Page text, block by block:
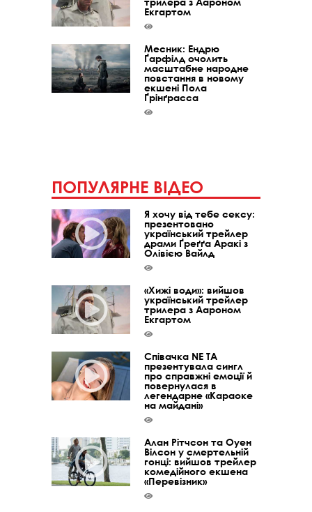
Екгартом
Месник: Ендрю
Ґарфілд очолить
масштабне народне
повстання в новому
екшені Пола
Ґрінґрасса
ПОПУЛЯРНЕ ВІДЕО
Я хочу від тебе сексу:
презентовано
український трейлер
драми Ґреґґа Аракі з
Олівією Вайлд
«Хижі води»: вийшов
український трейлер
трилера з Аароном
Екгартом
Співачка NE TA
презентувала сингл
про справжні емоції й
повернулася в
легендарне «Караоке
на майдані»
Алан Рітчсон та Оуен
Вілсон у смертельній
гонці: вийшов трейлер
комедійного екшена
«Перевізник»